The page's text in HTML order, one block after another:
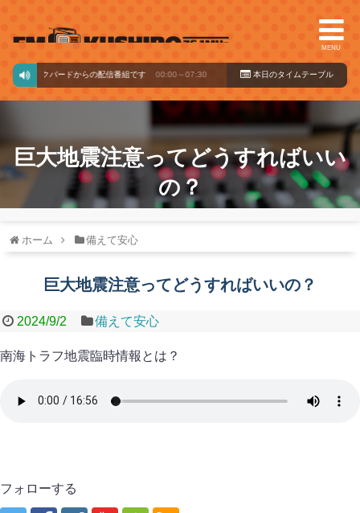
MENU
ージックバードからの配信番組です 00:00～07:30 本日のタイ ムテーブル
巨大地震注意ってどうすればいい
の？
ホーム 備えて安心
巨大地震注意ってどうすればいいの？
2024/9/2 備えて安心
南海トラフ地震臨時情報とは？
フォローする